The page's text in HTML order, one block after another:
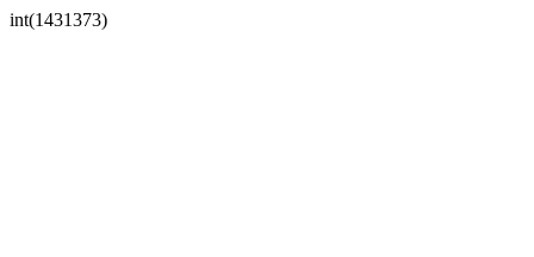
int(1431373)